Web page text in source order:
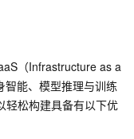
（Infrastructure as a
能、模型推理与训练
轻松构建具备有以下优